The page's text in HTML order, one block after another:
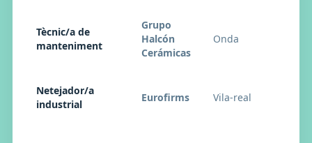
Tècnic/a de
manteniment
Grupo
Halcón
Cerámicas
Onda
Netejador/a
industrial
Eurofirms Vila-real